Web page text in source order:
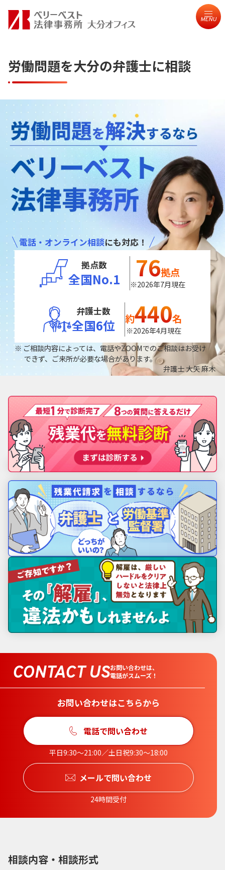
MENU
労働問題を大分の弁護士に相談
電話・オンライン相談にも対応！
拠点数
全国No.1 76拠点
※2026年7月現在
弁護士数
全国6位 約440名
※2026年4月現在
ご相談内容によっては、電話やZOOMでのご相談はお受け
できず、ご来所が必要な場合があります。
弁護士 大矢 麻木
CONTACT USお問い合わせは、
電話がスムーズ！
お問い合わせはこちらから
電話で問い合わせ
平日9:30〜21:00／土日祝9:30〜18:00
メールで問い合わせ
24時間受付
相談内容・相談形式